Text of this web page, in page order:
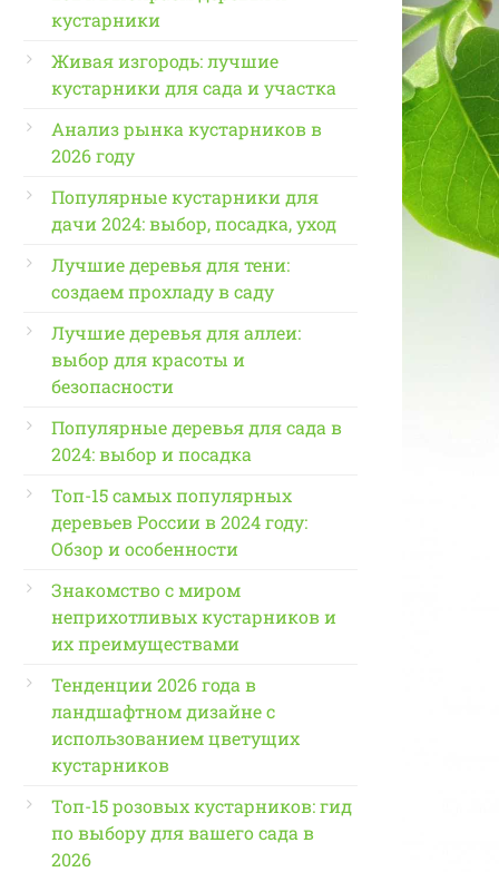
кустарники
Живая изгородь: лучшие
кустарники для сада и участка
Анализ рынка кустарников в
2026 году
Популярные кустарники для
дачи 2024: выбор, посадка, уход
Лучшие деревья для тени:
создаем прохладу в саду
Лучшие деревья для аллеи:
выбор для красоты и
безопасности
Популярные деревья для сада в
2024: выбор и посадка
Топ-15 самых популярных
деревьев России в 2024 году:
Обзор и особенности
Знакомство с миром
неприхотливых кустарников и
их преимуществами
Тенденции 2026 года в
ландшафтном дизайне с
использованием цветущих
кустарников
Топ-15 розовых кустарников: гид
по выбору для вашего сада в
2026